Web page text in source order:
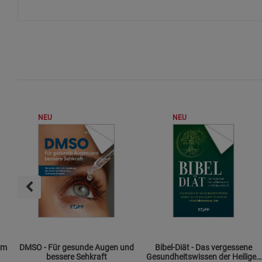
NEU
DMSO - Für gesunde Augen und
bessere Sehkraft
NEU
Bibel-Diät - Das vergessene
Gesundheitswissen der Heiligen